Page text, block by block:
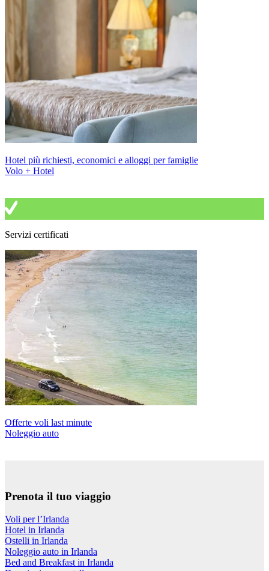
Hotel più richiesti, economici e alloggi per famiglie
Volo + Hotel
Servizi certificati
Offerte voli last minute
Noleggio auto
Prenota il tuo viaggio
Voli per l’Irlanda
Hotel in Irlanda
Ostelli in Irlanda
Noleggio auto in Irlanda
Bed and Breakfast in Irlanda